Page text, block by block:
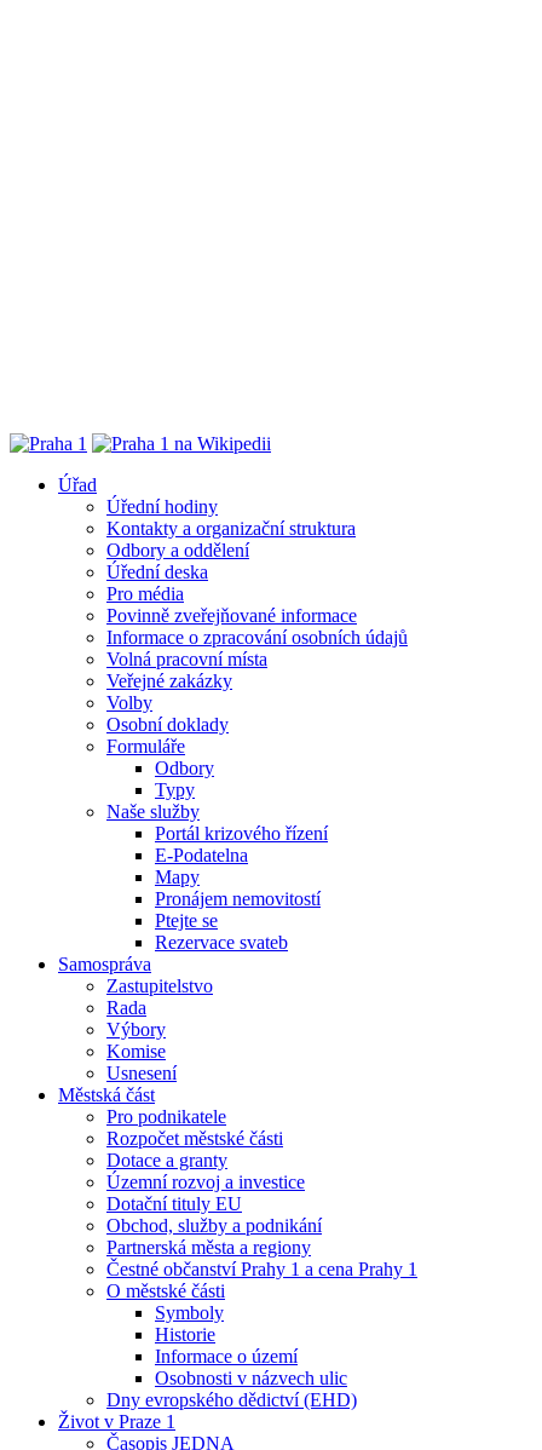
Úřad
Úřední hodiny
Kontakty a organizační struktura
Odbory a oddělení
Úřední deska
Pro média
Povinně zveřejňované informace
Informace o zpracování osobních údajů
Volná pracovní místa
Veřejné zakázky
Volby
Osobní doklady
Formuláře
Odbory
Typy
Naše služby
Portál krizového řízení
E-Podatelna
Mapy
Pronájem nemovitostí
Ptejte se
Rezervace svateb
Samospráva
Zastupitelstvo
Rada
Výbory
Komise
Usnesení
Městská část
Pro podnikatele
Rozpočet městské části
Dotace a granty
Územní rozvoj a investice
Dotační tituly EU
Obchod, služby a podnikání
Partnerská města a regiony
Čestné občanství Prahy 1 a cena Prahy 1
O městské části
Symboly
Historie
Informace o území
Osobnosti v názvech ulic
Dny evropského dědictví (EHD)
Život v Praze 1
Časopis JEDNA